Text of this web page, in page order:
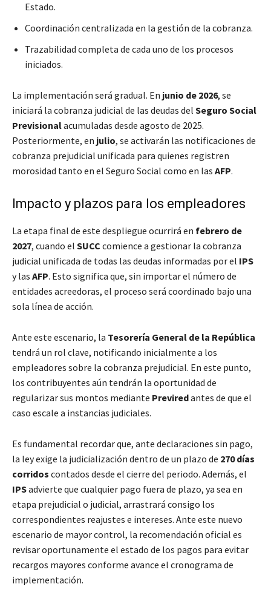
Estado.
Coordinación centralizada en la gestión de la cobranza.
Trazabilidad completa de cada uno de los procesos
iniciados.
La implementación será gradual. En junio de 2026, se
iniciará la cobranza judicial de las deudas del Seguro Social
Previsionalacumuladas desde agosto de 2025.
Posteriormente, en julio, se activarán las notificaciones de
cobranza prejudicial unificada para quienes registren
morosidad tanto en el Seguro Social como en las AFP.
Impacto y plazos para los empleadores
La etapa final de este despliegue ocurrirá en febrero de
2027, cuando el SUCC comience a gestionar la cobranza
judicial unificada de todas las deudas informadas por el IPS
y las AFP. Esto significa que, sin importar el número de
entidades acreedoras, el proceso será coordinado bajo una
sola línea de acción.
Ante este escenario, la Tesorería General de la República
tendrá un rol clave, notificando inicialmente a los
empleadores sobre la cobranza prejudicial. En este punto,
los contribuyentes aún tendrán la oportunidad de
regularizar sus montos mediante Previredantes de que el
caso escale a instancias judiciales.
Es fundamental recordar que, ante declaraciones sin pago,
la ley exige la judicialización dentro de un plazo de 270 días
corridos contados desde el cierre del periodo. Además, el
IPSadvierte que cualquier pago fuera de plazo, ya sea en
etapa prejudicial o judicial, arrastrará consigo los
correspondientes reajustes e intereses. Ante este nuevo
escenario de mayor control, la recomendación oficial es
revisar oportunamente el estado de los pagos para evitar
recargos mayores conforme avance el cronograma de
implementación.